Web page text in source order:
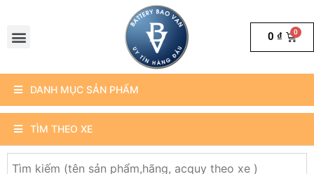
0 ₫
DANH MỤC SẢN PHẨM
TÌM THEO XE